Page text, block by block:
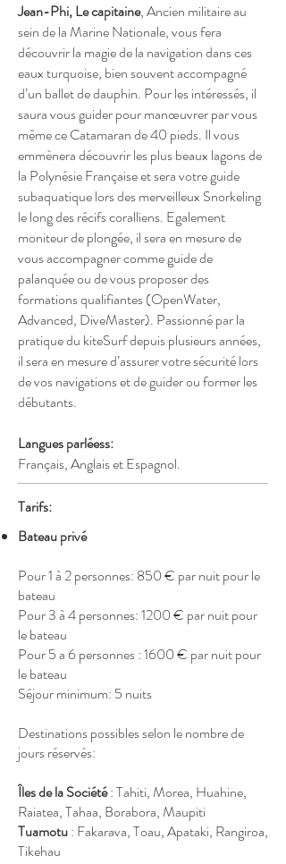
Jean-Phi, Le capitaine, Ancien militaire au
sein de la Marine Nationale, vous fera
découvrir la magie de la navigation dans ces
eaux turquoise, bien souvent accompagné
d’un ballet de dauphin. Pour les intéressés, il
saura vous guider pour manœuvrer par vous
même ce Catamaran de 40 pieds. Il vous
emmènera découvrir les plus beaux lagons de
la Polynésie Française et sera votre guide
subaquatique lors des merveilleux Snorkeling
le long des récifs coralliens. Egalement
moniteur de plongée, il sera en mesure de
vous accompagner comme guide de
palanquée ou de vous proposer des
formations qualifiantes (OpenWater,
Advanced, DiveMaster). Passionné par la
pratique du kiteSurf depuis plusieurs années,
il sera en mesure d’assurer votre sécurité lors
de vos navigations et de guider ou former les
débutants.
Langues parléess:
Français, Anglais et Espagnol.
Tarifs:
Bateauprivé
Pour 1 à 2 personnes: 850 € par nuit pour le
bateau
Pour 3 à 4 personnes: 1200 € par nuit pour
le bateau
Pour 5 a 6 personnes : 1600 € par nuit pour
le bateau
Séjour minimum: 5 nuits
Destinations possibles selon le nombre de
jours réservés:
Îles de la Société: Tahiti, Morea, Huahine,
Raiatea, Tahaa, Borabora, Maupiti
Tuamotu: Fakarava, Toau, Apataki, Rangiroa,
Tikehau